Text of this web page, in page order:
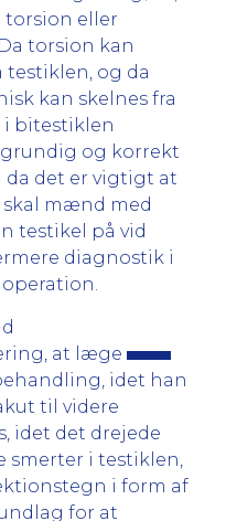
torsion eller
torsion kan
testiklen, og da
kan skelnes fra
bitestiklen
grundig og korrekt
da det er vigtigt at
mænd med
testikel på vid
diagnostik i
at læge
idet han
til videre
idet det drejede
smerter i testiklen,
i form af
for at